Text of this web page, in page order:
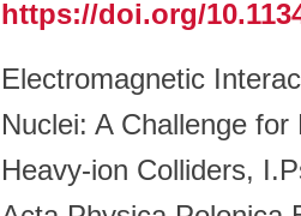
https://doi.org/
Electromagnetic
Nuclei: A Challenge
Heavy-ion Colliders,